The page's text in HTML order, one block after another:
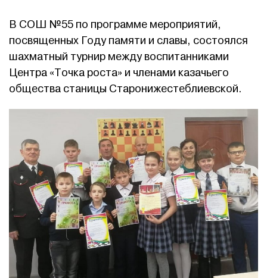
В СОШ №55 по программе мероприятий,
посвященных Году памяти и славы, состоялся
шахматный турнир между воспитанниками
Центра «Точка роста» и членами казачьего
общества станицы Старонижестеблиевской.